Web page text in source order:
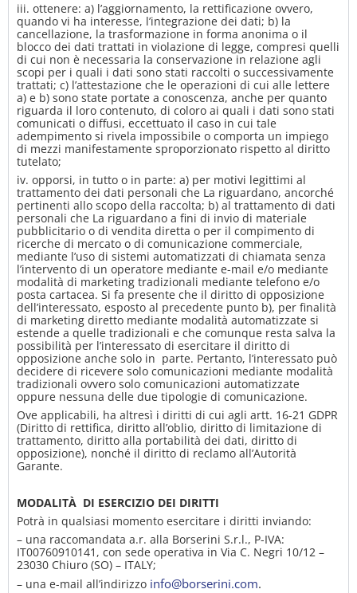
iii. ottenere: a) l’aggiornamento, la rettificazione ovvero,
quando vi ha interesse, l’integrazione dei dati; b) la
cancellazione, la trasformazione in forma anonima o il
blocco dei dati trattati in violazione di legge, compresi quelli
di cui non è necessaria la conservazione in relazione agli
scopi per i quali i dati sono stati raccolti o successivamente
trattati; c) l’attestazione che le operazioni di cui alle lettere
a) e b) sono state portate a conoscenza, anche per quanto
riguarda il loro contenuto, di coloro ai quali i dati sono stati
comunicati o diffusi, eccettuato il caso in cui tale
adempimento si rivela impossibile o comporta un impiego
di mezzi manifestamente sproporzionato rispetto al diritto
tutelato;
iv. opporsi, in tutto o in parte: a) per motivi legittimi al
trattamento dei dati personali che La riguardano, ancorché
pertinenti allo scopo della raccolta; b) al trattamento di dati
personali che La riguardano a fini di invio di materiale
pubblicitario o di vendita diretta o per il compimento di
ricerche di mercato o di comunicazione commerciale,
mediante l’uso di sistemi automatizzati di chiamata senza
l’intervento di un operatore mediante e-mail e/o mediante
modalità di marketing tradizionali mediante telefono e/o
posta cartacea. Si fa presente che il diritto di opposizione
dell’interessato, esposto al precedente punto b), per finalità
di marketing diretto mediante modalità automatizzate si
estende a quelle tradizionali e che comunque resta salva la
possibilità per l’interessato di esercitare il diritto di
opposizione anche solo in parte. Pertanto, l’interessato può
decidere di ricevere solo comunicazioni mediante modalità
tradizionali ovvero solo comunicazioni automatizzate
oppure nessuna delle due tipologie di comunicazione.
Ove applicabili, ha altresì i diritti di cui agli artt. 16-21 GDPR
(Diritto di rettifica, diritto all’oblio, diritto di limitazione di
trattamento, diritto alla portabilità dei dati, diritto di
opposizione), nonché il diritto di reclamo all’Autorità
Garante.
MODALITÀ DI ESERCIZIO DEI DIRITTI
Potrà in qualsiasi momento esercitare i diritti inviando:
– una raccomandata a.r. alla Borserini S.r.l., P-IVA:
IT00760910141, con sede operativa in Via C. Negri 10/12 –
23030 Chiuro (SO) – ITALY;
– una e-mail all’indirizzo info@borserini.com.